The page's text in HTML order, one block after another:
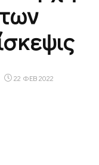
22 ΦΕΒ 2022